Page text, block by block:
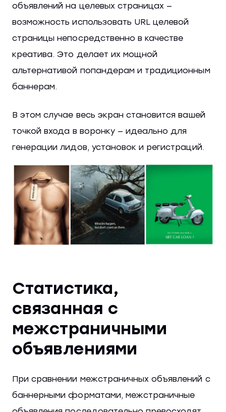
объявлений на целевых страницах —
возможность использовать URL целевой
страницы непосредственно в качестве
креатива. Это делает их мощной
альтернативой попандерам и традиционным
баннерам.
В этом случае весь экран становится вашей
точкой входа в воронку — идеально для
генерации лидов, установок и регистраций.
Статистика,
связанная с
межстраничными
объявлениями
При сравнении межстраничных объявлений с
баннерными форматами, межстраничные